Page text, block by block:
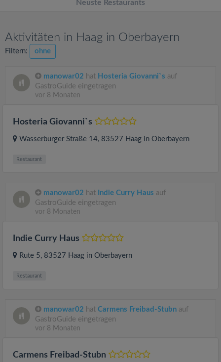
Neuste Restaurants
Aktivitäten in Haag in Oberbayern
Filtern: ohne
manowar02 hat Hosteria Giovanni`s auf
GastroGuide eingetragen
vor 8 Monaten
Hosteria Giovanni`s
Wasserburger Straße 14, 83527 Haag in Oberbayern
Restaurant
manowar02 hat Indie Curry Haus auf
GastroGuide eingetragen
vor 8 Monaten
Indie Curry Haus
Rute 5, 83527 Haag in Oberbayern
Restaurant
manowar02 hat Carmens Freibad-Stubn auf
GastroGuide eingetragen
vor 8 Monaten
Carmens Freibad-Stubn